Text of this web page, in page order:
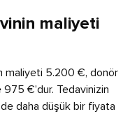
maliyeti
maliyeti 5.200 €, donör
€’dur. Tedavinizin
daha düşük bir fiyata